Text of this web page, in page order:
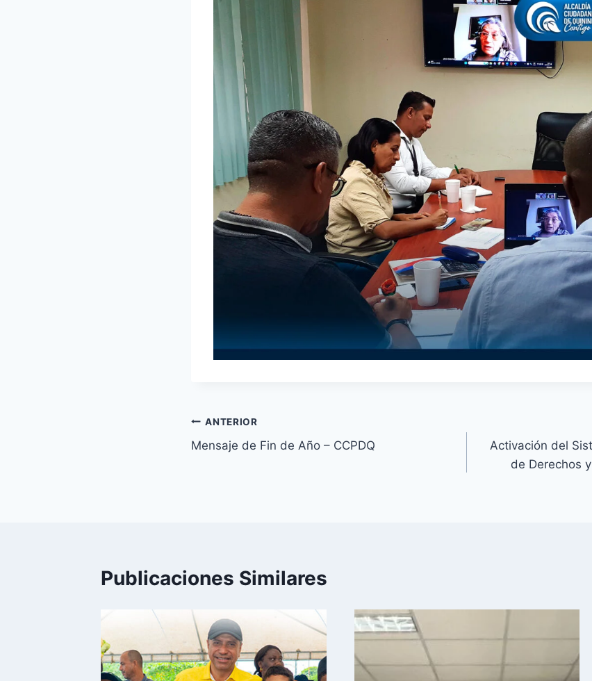
Navegación
de
ANTERIOR
Mensaje de Fin de Año – CCPDQ
Activación del
de Derechos
Publicaciones Similares